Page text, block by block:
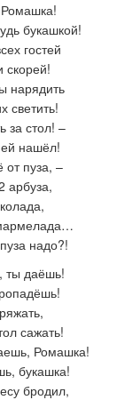
–
–
ты даёшь!
Ромашка!